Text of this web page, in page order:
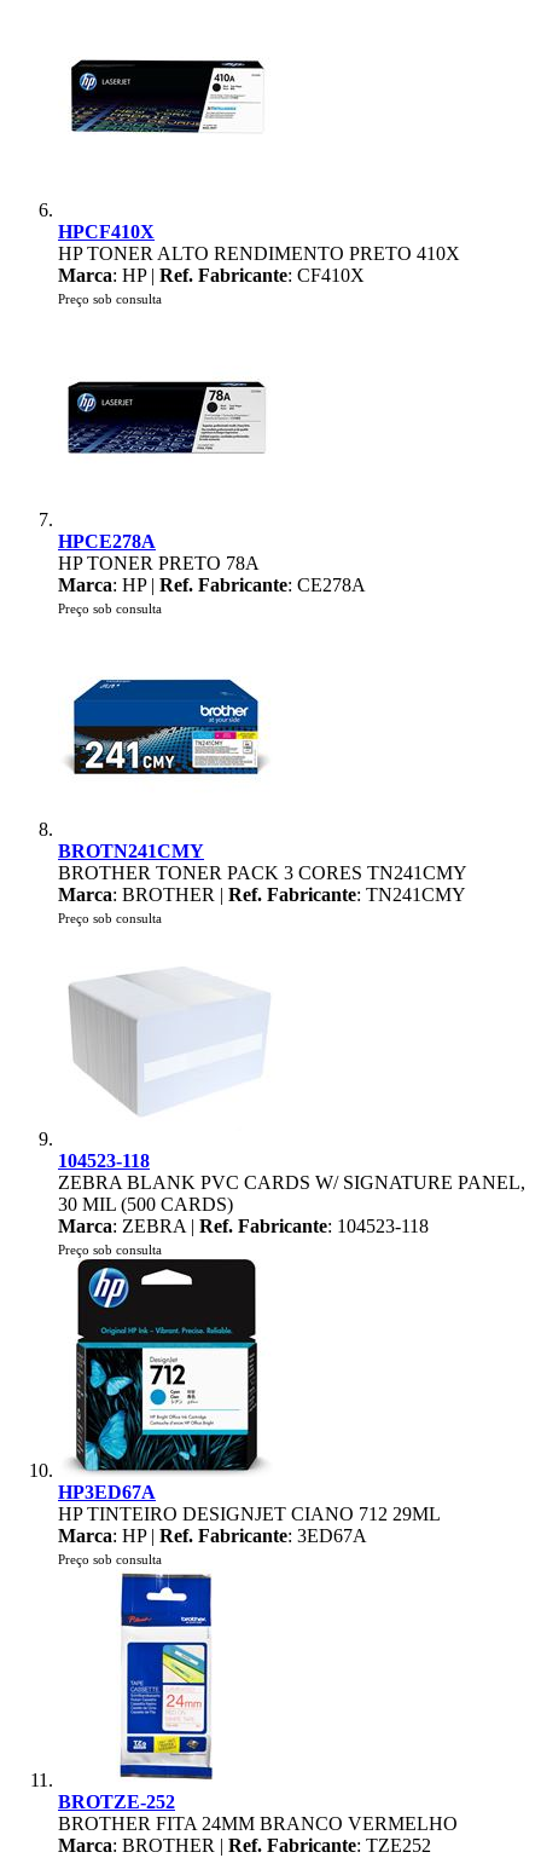
HPCF410X
HP TONER ALTO RENDIMENTO PRETO 410X
Marca: HP | Ref. Fabricante: CF410X
Preço sob consulta
HPCE278A
HP TONER PRETO 78A
Marca: HP | Ref. Fabricante: CE278A
Preço sob consulta
BROTN241CMY
BROTHER TONER PACK 3 CORES TN241CMY
Marca: BROTHER | Ref. Fabricante: TN241CMY
Preço sob consulta
104523-118
ZEBRA BLANK PVC CARDS W/ SIGNATURE PANEL,
30 MIL (500 CARDS)
Marca: ZEBRA | Ref. Fabricante: 104523-118
Preço sob consulta
HP3ED67A
HP TINTEIRO DESIGNJET CIANO 712 29ML
Marca: HP | Ref. Fabricante: 3ED67A
Preço sob consulta
BROTZE-252
BROTHER FITA 24MM BRANCO VERMELHO
Marca: BROTHER | Ref. Fabricante: TZE252